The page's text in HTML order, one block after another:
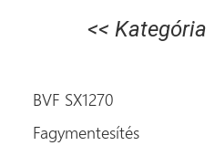
<< Kategória
BVF SX1270
Fagymentesítés